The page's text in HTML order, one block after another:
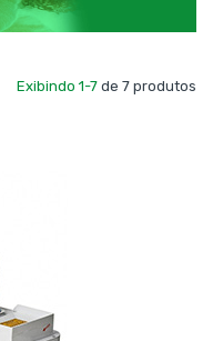
Exibindo 1-7 de 7 produtos